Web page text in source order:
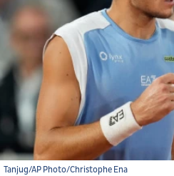
Tanjug/AP Photo/Christophe Ena